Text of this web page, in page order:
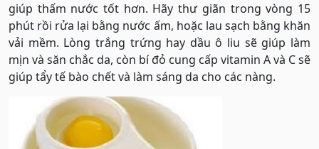
giúp thấm nước tốt hơn. Hãy thư giãn trong vòng 15
phút rồi rửa lại bằng nước ấm, hoặc lau sạch bằng khăn
vải mềm. Lòng trắng trứng hay dầu ô liu sẽ giúp làm
mịn và săn chắc da, còn bí đỏ cung cấp vitamin A và C sẽ
giúp tẩy tế bào chết và làm sáng da cho các nàng.